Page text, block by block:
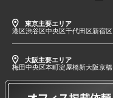
東京主要エリア
港区渋谷区中央区千代田区新宿区
大阪主要エリア
梅田中央区本町淀屋橋新大阪京橋